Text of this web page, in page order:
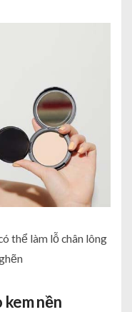
thể làm lỗ chân lông
nền